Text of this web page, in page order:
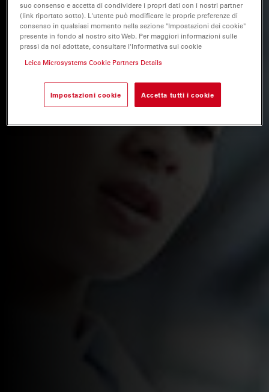
suo consenso e accetta di condividere i propri dati con i nostri partner
(link riportato sotto). L'utente può modificare le proprie preferenze di
consenso in qualsiasi momento nella sezione "Impostazioni dei cookie"
presente in fondo al nostro sito Web. Per maggiori informazioni sulle
prassi da noi adottate, consultare l'Informativa sui cookie
Leica Microsystems Cookie Partners Details
Impostazioni cookie Accetta tutti i cookie